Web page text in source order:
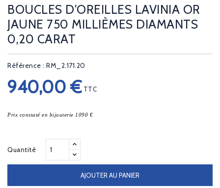
BOUCLES D'OREILLES LAVINIA OR
JAUNE 750 MILLIÈMES DIAMANTS
0,20 CARAT
Référence : RM_2.171.20
940,00 € TTC
Prix constaté en bijouterie 1090 €
Quantité
AJOUTER AU PANIER